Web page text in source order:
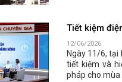
Tiết kiệm
12/06/2026
Ngày 11/6, tại
tiết kiệm và
pháp cho mùa